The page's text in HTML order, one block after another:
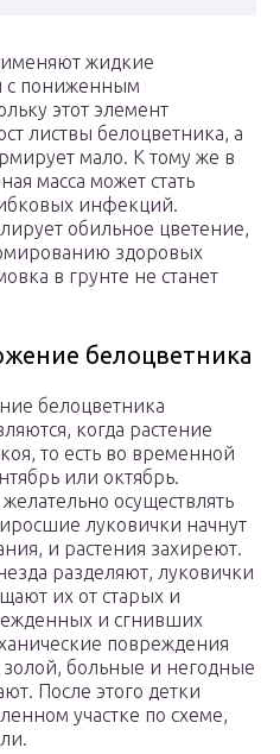
жидкие
с пониженным
этот элемент
листвы белоцветника, а
мало. К тому же в
масса может стать
инфекций.
обильное цветение,
здоровых
в грунте не станет
белоцветника
белоцветника
когда растение
то есть во временной
или октябрь.
осуществлять
луковички начнут
и растения захиреют.
разделяют, луковички
их от старых и
и сгнивших
повреждения
больные и негодные
После этого детки
участке по схеме,